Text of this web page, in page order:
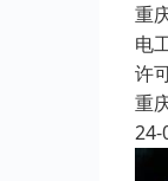
重
电
许
重
24-